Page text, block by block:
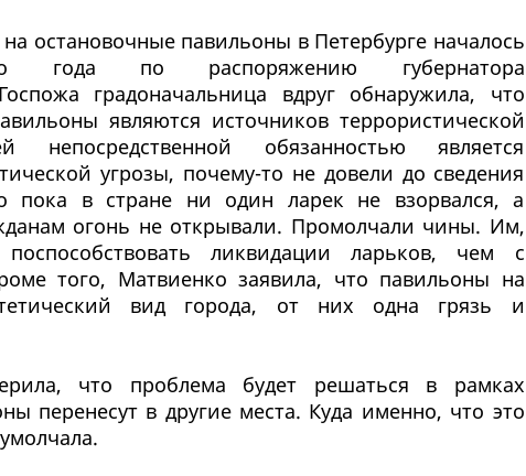
остановочные павильоны в Петербурге началось
года по распоряжению губернатора
градоначальница вдруг обнаружила, что
являются источников террористической
обязанностью является
угрозы, почему-то не довели до сведения
пока в стране ни один ларек не взорвался, а
огонь не открывали. Промолчали чины. Им,
ликвидации ларьков, чем с
того, Матвиенко заявила, что павильоны на
вид города, от них одна грязь и
что проблема будет решаться в рамках
перенесут в другие места. Куда именно, что это